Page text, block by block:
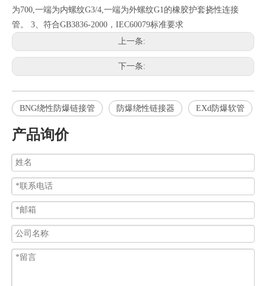
为700,一端为内螺纹G3/4,一端为外螺纹G1的橡胶护套挠性连接
管。 3、符合GB3836-2000，IEC60079标准要求
上一条:
下一条:
BNG绕性防爆链接管 防爆绕性链接器 EXd防爆软管
产品询价